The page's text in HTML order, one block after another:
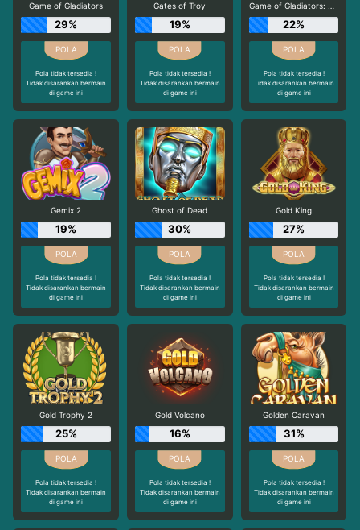
Game of Gladiators
29%
Pola tidak tersedia !
Tidak disarankan bermain
di game ini
Gates of Troy
19%
Pola tidak tersedia !
Tidak disarankan bermain
di game ini
Game of Gladiators: Uprising
22%
Pola tidak tersedia !
Tidak disarankan bermain
di game ini
Gemix 2
19%
Pola tidak tersedia !
Tidak disarankan bermain
di game ini
Ghost of Dead
30%
Pola tidak tersedia !
Tidak disarankan bermain
di game ini
Gold King
27%
Pola tidak tersedia !
Tidak disarankan bermain
di game ini
Gold Trophy 2
25%
Pola tidak tersedia !
Tidak disarankan bermain
di game ini
Gold Volcano
16%
Pola tidak tersedia !
Tidak disarankan bermain
di game ini
Golden Caravan
31%
Pola tidak tersedia !
Tidak disarankan bermain
di game ini